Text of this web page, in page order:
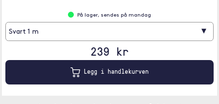
På lager, sendes på mandag
Svart 1 m ▾
239 kr
Legg i handlekurven